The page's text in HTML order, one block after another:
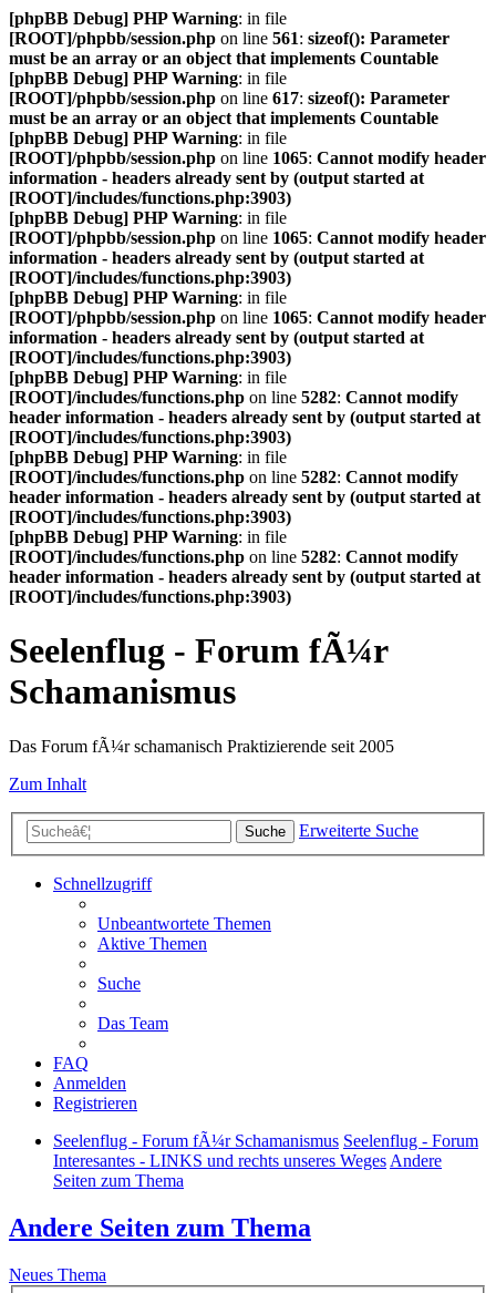
[phpBB Debug] PHP Warning: in file
[ROOT]/phpbb/session.php on line 561: sizeof(): Parameter
must be an array or an object that implements Countable
[phpBB Debug] PHP Warning: in file
[ROOT]/phpbb/session.php on line 617: sizeof(): Parameter
must be an array or an object that implements Countable
[phpBB Debug] PHP Warning: in file
[ROOT]/phpbb/session.php on line 1065: Cannot modify header
information - headers already sent by (output started at
[ROOT]/includes/functions.php:3903)
[phpBB Debug] PHP Warning: in file
[ROOT]/phpbb/session.php on line 1065: Cannot modify header
information - headers already sent by (output started at
[ROOT]/includes/functions.php:3903)
[phpBB Debug] PHP Warning: in file
[ROOT]/phpbb/session.php on line 1065: Cannot modify header
information - headers already sent by (output started at
[ROOT]/includes/functions.php:3903)
[phpBB Debug] PHP Warning: in file
[ROOT]/includes/functions.php on line 5282: Cannot modify
header information - headers already sent by (output started at
[ROOT]/includes/functions.php:3903)
[phpBB Debug] PHP Warning: in file
[ROOT]/includes/functions.php on line 5282: Cannot modify
header information - headers already sent by (output started at
[ROOT]/includes/functions.php:3903)
[phpBB Debug] PHP Warning: in file
[ROOT]/includes/functions.php on line 5282: Cannot modify
header information - headers already sent by (output started at
[ROOT]/includes/functions.php:3903)
Seelenflug - Forum fÃ¼r
Schamanismus
Das Forum fÃ¼r schamanisch Praktizierende seit 2005
Zum Inhalt
Suche Erweiterte Suche
Schnellzugriff
Unbeantwortete Themen
Aktive Themen
Suche
Das Team
FAQ
Anmelden
Registrieren
Seelenflug - Forum fÃ¼r Schamanismus Seelenflug - Forum
Interesantes - LINKS und rechts unseres WegesAndere
Seiten zum Thema
Andere Seiten zum Thema
Neues Thema